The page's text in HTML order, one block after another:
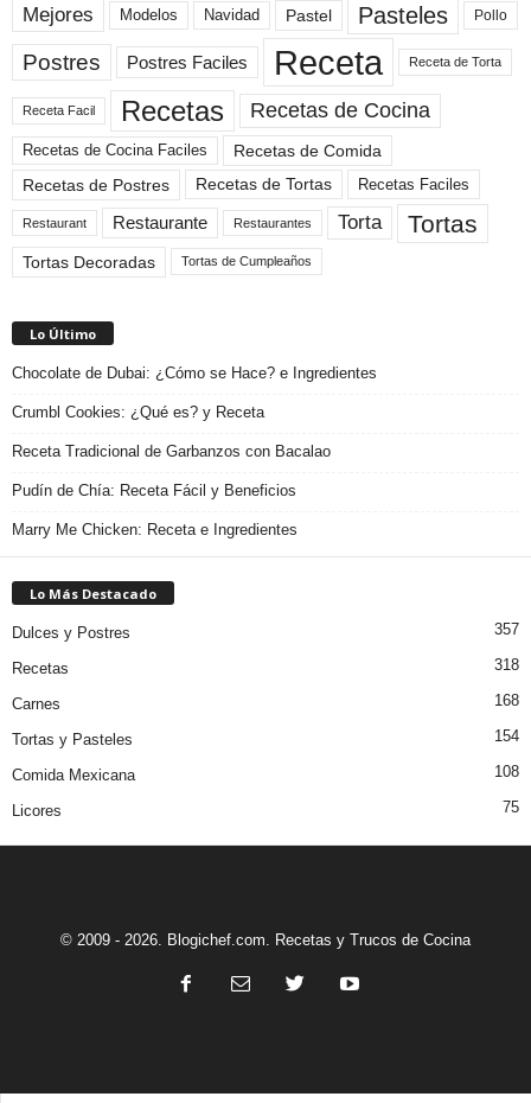
Mejores Modelos Navidad Pastel Pasteles Pollo
Postres Postres Faciles Receta Receta de Torta
Receta Facil Recetas Recetas de Cocina
Recetas de Cocina Faciles
Recetas de Comida
Recetas de Postres
Recetas de Tortas Recetas Faciles
Restaurant Restaurante Restaurantes Torta Tortas
Tortas Decoradas Tortas de Cumpleaños
Lo Último
Chocolate de Dubai: ¿Cómo se Hace? e Ingredientes
Crumbl Cookies: ¿Qué es? y Receta
Receta Tradicional de Garbanzos con Bacalao
Pudín de Chía: Receta Fácil y Beneficios
Marry Me Chicken: Receta e Ingredientes
Lo Más Destacado
Dulces y Postres 357
Recetas 318
Carnes 168
Tortas y Pasteles 154
Comida Mexicana 108
Licores 75
© 2009 - 2026. Blogichef.com. Recetas y Trucos de Cocina